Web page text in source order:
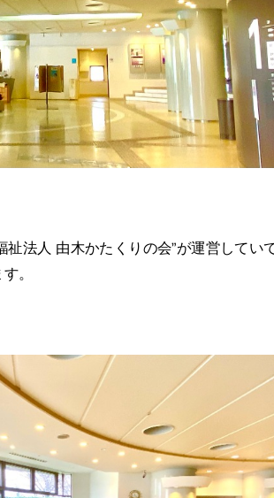
祉法人 由木かたくりの会”が運営してい
。